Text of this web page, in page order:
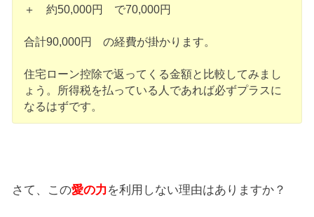
＋ 約50,000円 で70,000円
合計90,000円 の経費が掛かります。
住宅ローン控除で返ってくる金額と比較してみまし
ょう。所得税を払っている人であれば必ずプラスに
なるはずです。
さて、この愛の力を利用しない理由はありますか？